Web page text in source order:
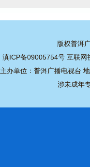
版权普洱
滇ICP备09005754号 互联网
主办单位：普洱广播电视台
涉未成年